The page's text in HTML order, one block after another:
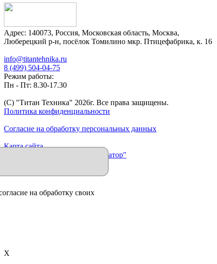
Адрес: 140073, Россия, Московская область, Москва,
Люберецкий р-н, посёлок Томилино мкр. Птицефабрика, к. 16
info@titantehnika.ru
8 (499) 504-04-75
Режим работы:
Пн - Пт: 8.30-17.30
(C) "Титан Техника" 2026г. Все права защищены.
Политика конфиденциальности
Согласие на обработку персональных данных
Карта сайта
Продвижение сайта "Иллюминатор"
на обработку своих
X